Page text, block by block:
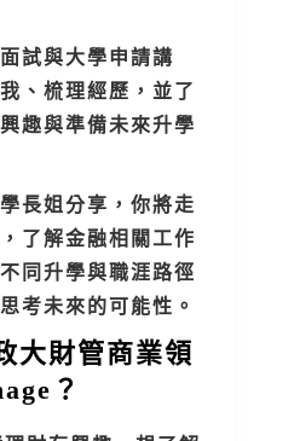
試與大學申請講
、梳理經歷，並了
趣與準備未來升學
長姐分享，你將走
了解金融相關工作
同升學與職涯路徑
考未來的可能性。
大財管商業領
？